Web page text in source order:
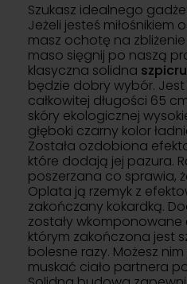
Szukasz idealnego
Jeżeli jesteś miłośnikiem
masz ochotę na
maso sięgnij po naszą
klasyczna solidna
będzie dobry wybór.
całkowitej długości 65
skóry ekologicznej
głęboki czarny kolor
Została ozdobiona
które dodają jej pazura.
poszerzana co sprawia,
Oplata ją rzemyk z
zakończany kokardką.
zostały wkomponowane
którym zakończona jest
bolesne razy. Możesz
muskać ciało partnera